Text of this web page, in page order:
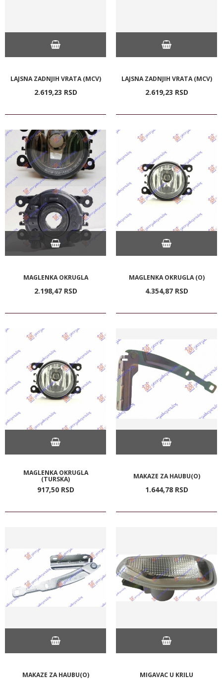
LAJSNA ZADNJIH VRATA (MCV)
2.619,23 RSD
LAJSNA ZADNJIH VRATA (MCV)
2.619,23 RSD
MAGLENKA OKRUGLA
2.198,47 RSD
MAGLENKA OKRUGLA (O)
4.354,87 RSD
MAGLENKA OKRUGLA
(TURSKA)
917,50 RSD
MAKAZE ZA HAUBU(O)
1.644,78 RSD
MAKAZE ZA HAUBU(O) MIGAVAC U KRILU